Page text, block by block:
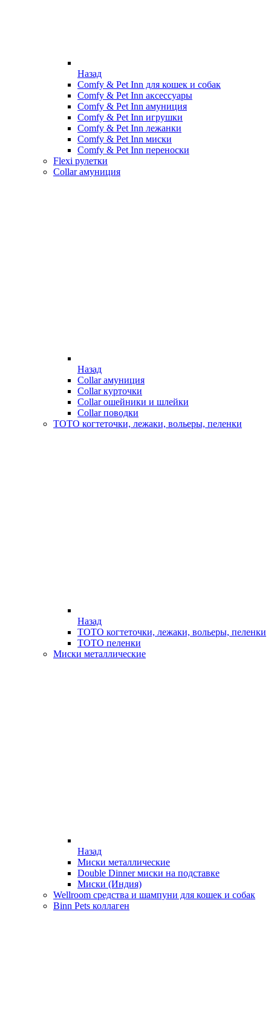
Назад
Comfy & Pet Inn для кошек и собак
Comfy & Pet Inn аксессуары
Comfy & Pet Inn амуниция
Comfy & Pet Inn игрушки
Comfy & Pet Inn лежанки
Comfy & Pet Inn миски
Comfy & Pet Inn переноски
Flexi рулетки
Collar амуниция
Назад
Collar амуниция
Collar курточки
Collar ошейники и шлейки
Collar поводки
ТОТО когтеточки, лежаки, вольеры, пеленки
Назад
ТОТО когтеточки, лежаки, вольеры, пеленки
ТОТО пеленки
Миски металлические
Назад
Миски металлические
Double Dinner миски на подставке
Миски (Индия)
Wellroom средства и шампуни для кошек и собак
Binn Pets коллаген